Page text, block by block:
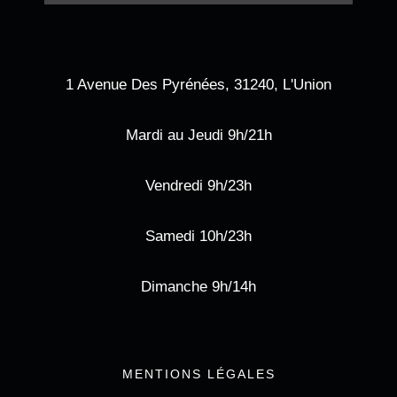
1 Avenue Des Pyrénées, 31240, L'Union
Mardi au Jeudi 9h/21h
Vendredi 9h/23h
Samedi 10h/23h
Dimanche 9h/14h
MENTIONS LÉGALES